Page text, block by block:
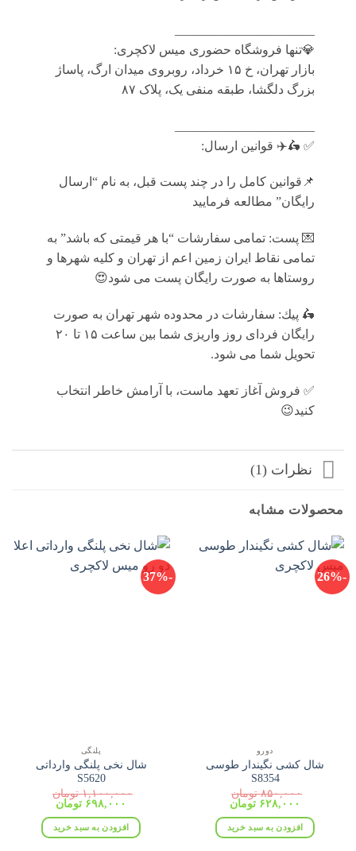
💎تنها فروشگاه حضوری میس لاکچری:
بازار تهران، خ ۱۵ خرداد، روبروی میدان ارگ، پاساژ
بزرگ دلگشا، طبقه منفی یک، پلاک ۸۷
✅ 🛵✈️ قوانين ارسال:
📌قوانین کامل را در چند پست قبل، به نام “ارسال
رایگان” مطالعه فرمایید
💌 پست: تمامى سفارشات “با هر قيمتى كه باشد” به
تمامى نقاط ايران زمين اعم از تهران و كليه شهرها و
روستاها به صورت رايگان پست می شود😍
🛵 پيك: سفارشات در محدوده شهر تهران به صورت
رايگان فرداى روز واريزى شما بين ساعت ۱۵ تا ٢٠
تحويل شما مى شود.
✅ فروش آغاز تعهد ماست، با آرامش خاطر انتخاب
كنيد😉
نظرات (1)
محصولات مشابه
-26%
دورو
شال کشی نگیندار طوسی
S8354
۸۵۰,۰۰۰ تومان
قیمت
اصلی:
۸۵۰,۰۰۰ تومان
بود.
۶۲۸,۰۰۰ تومان
۶۲۸,۰۰۰ تومان. افزودن به سبد خرید
-37%
پلنگی
شال نخی پلنگی وارداتی
S5620
۱,۱۰۰,۰۰۰ تومان
قیمت
اصلی:
۱,۱۰۰,۰۰۰ تومان
بود.
۶۹۸,۰۰۰ تومانقیمت
۶۹۸,۰۰۰ تومان. افزودن به سبد خرید